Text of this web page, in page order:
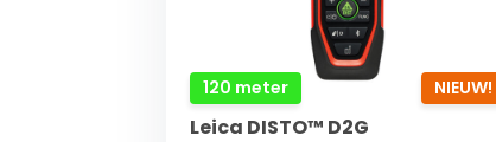
120 meter NIEUW!
Leica DISTO™ D2G